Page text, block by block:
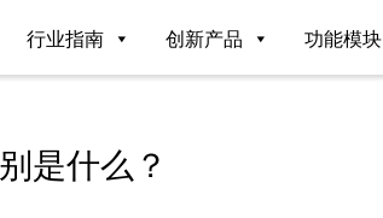
行业指南 创新产品 功能模块
是什么？